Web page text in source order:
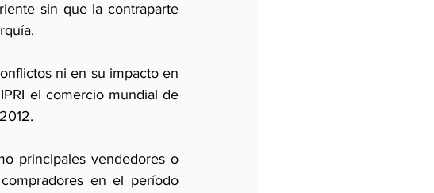
sin que la contraparte
ni en su impacto en
el comercio mundial de
principales vendedores o
en el período